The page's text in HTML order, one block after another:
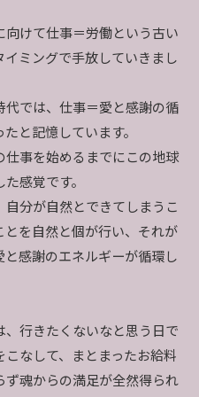
向けて仕事＝労働という古い
ミングで手放していきまし
では、仕事＝愛と感謝の循
と記憶しています。
事を始めるまでにこの地球
感覚です。
分が自然とできてしまうこ
とを自然と個が行い、それが
感謝のエネルギーが循環し
行きたくないなと思う日で
なして、まとまったお給料
ず魂からの満足が全然得られ